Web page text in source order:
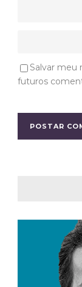
Salvar meu
futuros